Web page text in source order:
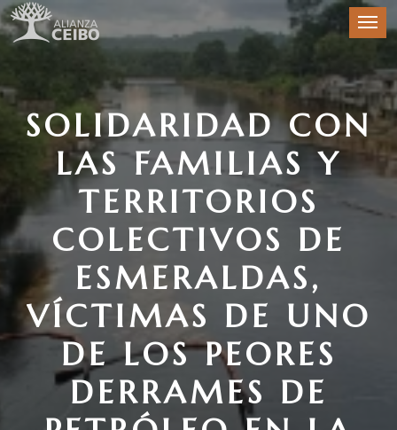
SOLIDARIDAD CON
LAS FAMILIAS Y
TERRITORIOS
COLECTIVOS DE
ESMERALDAS,
VÍCTIMAS DE UNO
DE LOS PEORES
DERRAMES DE